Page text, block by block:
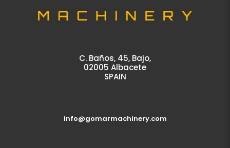
C. Baños, 45, Bajo,
02005 Albacete
SPAIN
info@gomarmachinery.com